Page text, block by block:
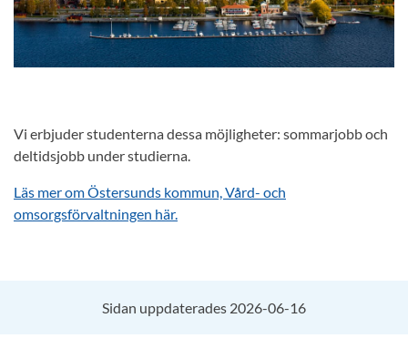
Vi erbjuder studenterna dessa möjligheter: sommarjobb och
deltidsjobb under studierna.
Läs mer om Östersunds kommun, Vård- och
omsorgsförvaltningen här.
Sidan uppdaterades 2026-06-16